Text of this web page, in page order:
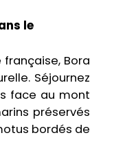
le
Bora
Séjournez
face au mont
préservés
bordés de